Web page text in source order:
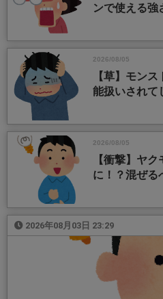
ンで使える強
2026/08/05
【草】モン
能扱いされて
2026/08/05
【衝撃】ヤ
に！？混ぜる
2026年08月03日 23:29